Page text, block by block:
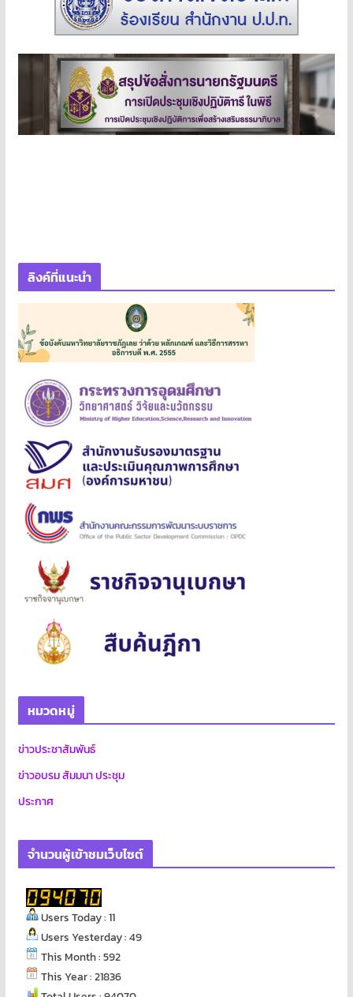
ลิงค์ที่แนะนำ
หมวดหมู่
ข่าวประชาสัมพันธ์
ข่าวอบรม สัมมนา ประชุม
ประกาศ
จำนวนผู้เข้าชมเว็บไซต์
Users Today : 11
Users Yesterday : 49
This Month : 592
This Year : 21836